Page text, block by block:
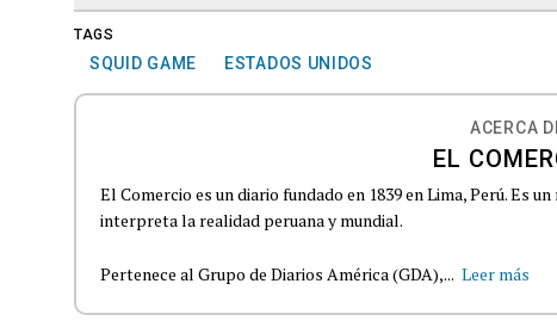
TAGS
SQUID GAME ESTADOS UNIDOS
ACERCA
EL
El Comercio es un diario fundado en 1839 en Lima, Perú. Es
interpreta la realidad peruana y mundial.
Pertenece al Grupo de Diarios América (GDA),... Leer más